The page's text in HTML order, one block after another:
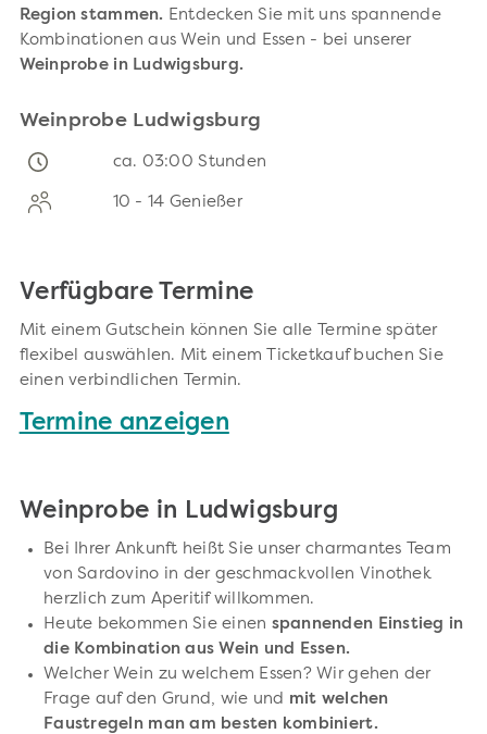
Region stammen. Entdecken Sie mit uns spannende
Kombinationen aus Wein und Essen - bei unserer
Weinprobe in Ludwigsburg.
Weinprobe Ludwigsburg
ca. 03:00 Stunden
10 - 14 Genießer
Verfügbare Termine
Mit einem Gutschein können Sie alle Termine später
flexibel auswählen. Mit einem Ticketkauf buchen Sie
einen verbindlichen Termin.
Termine anzeigen
Weinprobe in Ludwigsburg
Bei Ihrer Ankunft heißt Sie unser charmantes Team
von Sardovino in der geschmackvollen Vinothek
herzlich zum Aperitif willkommen.
Heute bekommen Sie einen spannenden Einstieg in
die Kombination aus Wein und Essen.
Welcher Wein zu welchem Essen? Wir gehen der
Frage auf den Grund, wie und mit welchen
Faustregeln man am besten kombiniert.